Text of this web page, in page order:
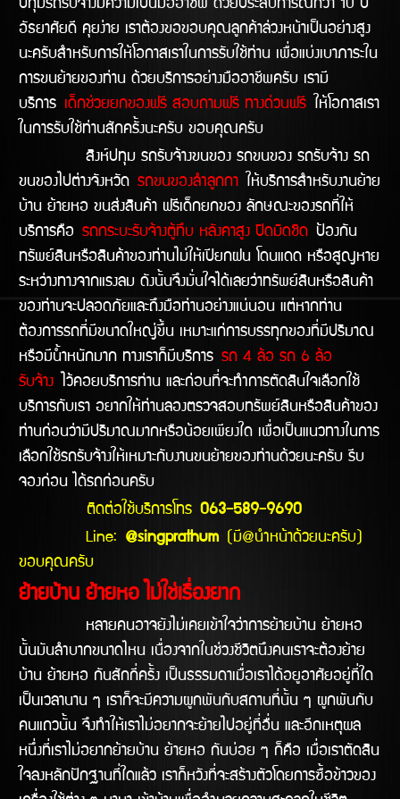
ปทุมรถรับจ้างมีความเป็นมืออาชีพ ด้วยประสบการณ์กว่า 10 ปี
อัธยาศัยดี คุยง่าย เราต้องขอขอบคุณลูกค้าล่วงหน้าเป็นอย่างสูง
นะครับสำหรับการให้โอกาสเราในการรับใช้ท่าน เพื่อแบ่งเบาภาระใน
การขนย้ายของท่าน ด้วยบริการอย่างมืออาชีพครับ เรามี
บริการ
เด็กช่วยยกของฟรี สอบถามฟรี ทางด่วนฟรี ให้โอกาสเรา
ในการรับใช้ท่านสักครั้งนะครับ ขอบคุณครับ
สิงห์ปทุม รถรับจ้างขนของ รถขนของ รถรับจ้าง รถ
ขนของไปต่างจังหวัด รถขนของลำลูกกา ให้บริการสำหรับงานย้าย
บ้าน ย้ายหอ ขนส่งสินค้า ฟรีเด็กยกของ ลักษณะของรถที่ให้
บริการคือ รถกระบะรับจ้างตู้ทึบ หลังคาสูง ปิดมิดชิด ป้องกัน
ทรัพย์สินหรือสินค้าของท่านไม่ให้เปียกฝน โดนแดด หรือสูญหาย
ระหว่างทางจากแรงลม ดังนั้นจึงมั่นใจได้เลยว่าทรัพย์สินหรือสินค้า
ของท่านจะปลอดภัยและถึงมือท่านอย่างแน่นอน แต่หากท่าน
ต้องการรถที่มีขนาดใหญ่ขึ้น เหมาะแก่การบรรทุกของที่มีปริมาณ
หรือมีน้ำหนักมาก ทางเราก็มีบริการ รถ 4 ล้อ รถ 6 ล้อ
รับจ้าง ไว้คอยบริการท่าน และก่อนที่จะทำการตัดสินใจเลือกใช้
บริการกับเรา อยากให้ท่านลองตรวจสอบทรัพย์สินหรือสินค้าของ
ท่านก่อนว่ามีปริมาณมากหรือน้อยเพียงใด เพื่อเป็นแนวทางในการ
เลือกใช้รถรับจ้างให้เหมาะกับงานขนย้ายของท่านด้วยนะครับ รีบ
จองก่อน ได้รถก่อนครับ
ติดต่อใช้บริการโทร 063-589-9690
Line: @singprathum (มี@นำหน้าด้วยนะครับ)
ขอบคุณครับ
ย้ายบ้าน ย้ายหอ ไม่ใช่เรื่องยาก
หลายคนอาจยังไม่เคยเข้าใจว่าการย้ายบ้าน ย้ายหอ
นั้นมันลำบากขนาดไหน เนื่องจากในช่วงชีวิตนึงคนเราจะต้องย้าย
บ้าน ย้ายหอ กันสักกี่ครั้ง เป็นธรรมดาเมื่อเราได้อยูอาศัยอยู่ที่ใด
เป็นเวลานาน ๆ เราก็จะมีความผูกพันกับสถานที่นั้น ๆ ผูกพันกับ
คนแถวนั้น จึงทำให้เราไม่อยากจะย้ายไปอยู่ที่อื่น และอีกเหตุผล
หนึ่งที่เราไม่อยากย้ายบ้าน ย้ายหอ กันบ่อย ๆ ก็คือ เมื่อเราตัดสิน
ใจลงหลักปักฐานที่ใดแล้ว เราก็หวังที่จะสร้างตัวโดยการซื้อข้าวของ